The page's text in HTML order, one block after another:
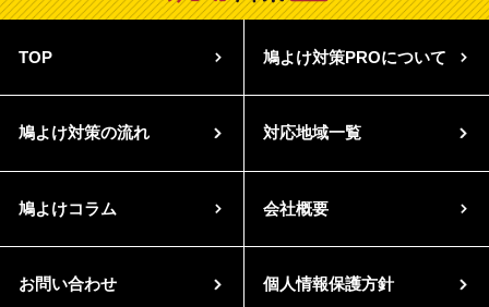
TOP 鳩よけ対策PROについて
鳩よけ対策の流れ 対応地域一覧
鳩よけコラム 会社概要
お問い合わせ 個人情報保護方針